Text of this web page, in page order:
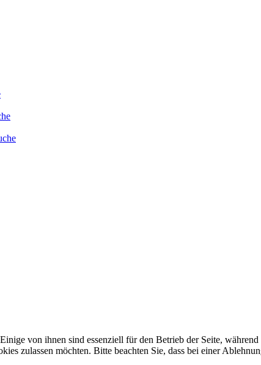
von ihnen sind essenziell für den Betrieb der Seite,
zulassen möchten. Bitte beachten Sie, dass bei einer